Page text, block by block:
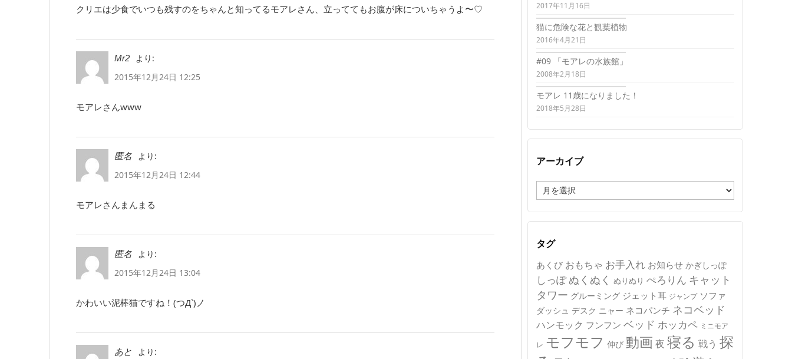
クリエは少食でいつも残すのをちゃんと知ってるモアレさん、立っててもお腹が床についちゃうよ〜♡
Mr2
より:
2015年12月24日 12:25
モアレさんwww
匿名
より:
2015年12月24日 12:44
モアレさんまんまる
匿名
より:
2015年12月24日 13:04
かわいい泥棒猫ですね！(つД`)ノ
あと より:
2017年11月16日
猫に危険な花と観葉植物
2016年4月21日
#09 「モアレの水族館」
2008年2月18日
モアレ 11歳になりました！
2018年5月28日
アーカイブ
ー
カ
イ
タグ
あくび おもちゃ お手入れ お知らせ かぎしっぽ
しっぽ ぬくぬく ぬりぬり ぺろりん キャット
タワー グルーミング ジェット耳 ジャンプ ソファ
ダッシュ デスク ニャー ネコパンチ ネコベッド
ハンモック フンフン ベッド ホッカペ ミニモア
レ モフモフ 伸び 動画 夜 寝る 戦う 探